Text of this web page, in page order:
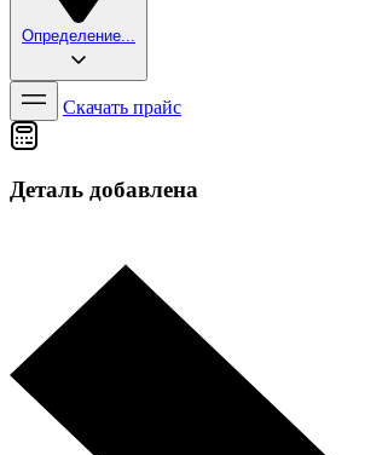
Определение...
Скачать прайс
Деталь добавлена